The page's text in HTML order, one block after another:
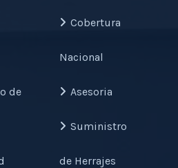
de
Cobertura
Nacional
Asesoria
Suministro
de Herrajes